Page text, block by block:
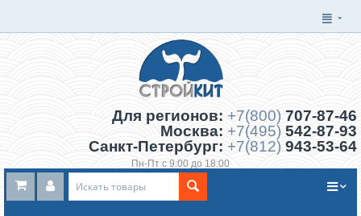
Для регионов: +7(800) 707-87-46
Москва: +7(495) 542-87-93
Санкт-Петербург: +7(812) 943-53-64
Пн-Пт с 9:00 до 18:00
Заказать обратный звонок